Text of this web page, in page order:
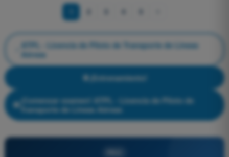
ATPL - Licencia de Piloto de Transporte de Líneas
Aéreas
¡Entrenamiento!
¡Comenzar examen! ATPL - Licencia de Piloto de
Transporte de Líneas Aéreas